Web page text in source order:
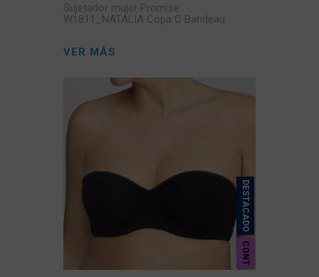
Sujetador mujer Promise
W1811_NATALIA Copa C Bandeau
VER MÁS
DESTACADO
CONT